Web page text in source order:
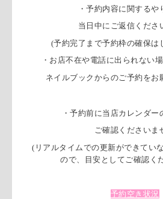
・予約内容に関するや
当日中にご返信くださ
(予約完了まで予約枠の確保は
・お店不在や電話に出られない
ネイルブックからのご予約をお
・予約前に当店カレンダー
ご確認くださいま
(リアルタイムでの更新ができてい
ので、目安としてご確認く
予約空き状況